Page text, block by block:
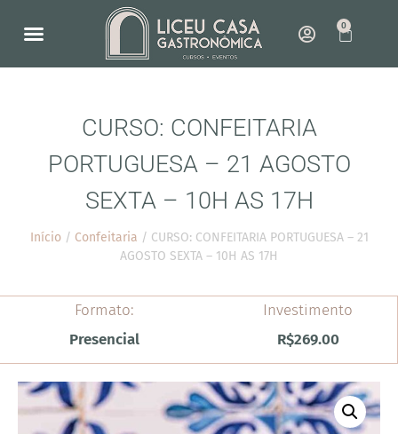
0
CURSO: CONFEITARIA
PORTUGUESA – 21 AGOSTO
SEXTA – 10H AS 17H
Início/ Confeitaria / CURSO: CONFEITARIA PORTUGUESA – 21
AGOSTO SEXTA – 10H AS 17H
Formato:
Presencial
Investimento
R$269.00